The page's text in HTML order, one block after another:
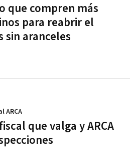
que compren más
para reabrir el
sin aranceles
que valga y ARCA
ARCA